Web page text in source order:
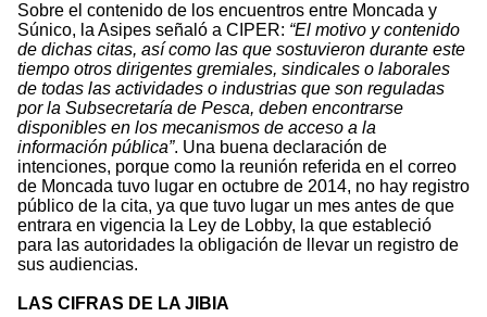
Sobre el contenido de los encuentros entre Moncada y
Súnico, la Asipes señaló a CIPER: “El motivo y contenido
de dichas citas, así como las que sostuvieron durante este
tiempo otros dirigentes gremiales, sindicales o laborales
de todas las actividades o industrias que son reguladas
por la Subsecretaría de Pesca, deben encontrarse
disponibles en los mecanismos de acceso a la
información pública”. Una buena declaración de
intenciones, porque como la reunión referida en el correo
de Moncada tuvo lugar en octubre de 2014, no hay registro
público de la cita, ya que tuvo lugar un mes antes de que
entrara en vigencia la Ley de Lobby, la que estableció
para las autoridades la obligación de llevar un registro de
sus audiencias.
LAS CIFRAS DE LA JIBIA